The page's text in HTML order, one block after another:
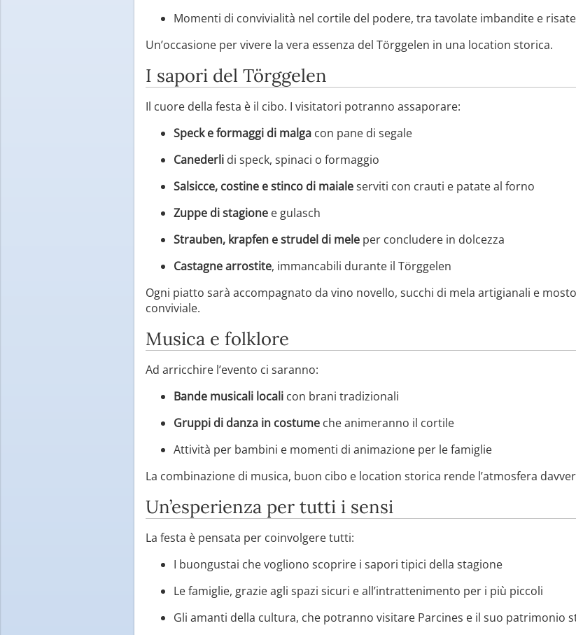
Momenti di convivialità nel cortile del podere, tra tavolate imbandite e risate
Un’occasione per vivere la vera essenza del Törggelen in una location storica.
I sapori del Törggelen
Il cuore della festa è il cibo. I visitatori potranno assaporare:
Speck e formaggi di malga con pane di segale
Canederli di speck, spinaci o formaggio
Salsicce, costine e stinco di maialeserviti con crauti e patate al forno
Zuppe di stagione e gulasch
Strauben, krapfen e strudel di mele per concludere in dolcezza
Castagne arrostite, immancabili durante il Törggelen
Ogni piatto sarà accompagnato da vino novello, succhi di mela artigianali e
conviviale.
Musica e folklore
Ad arricchire l’evento ci saranno:
Bande musicali locali con brani tradizionali
Gruppi di danza in costume che animeranno il cortile
Attività per bambini e momenti di animazione per le famiglie
La combinazione di musica, buon cibo e location storica rende l’atmosfera
Un’esperienza per tutti i sensi
La festa è pensata per coinvolgere tutti:
I buongustai che vogliono scoprire i sapori tipici della stagione
Le famiglie, grazie agli spazi sicuri e all’intrattenimento per i più piccoli
Gli amanti della cultura, che potranno visitare Parcines e il suo patrimonio